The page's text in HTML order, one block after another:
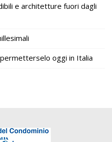
e architetture fuori dagli
oggi in Italia